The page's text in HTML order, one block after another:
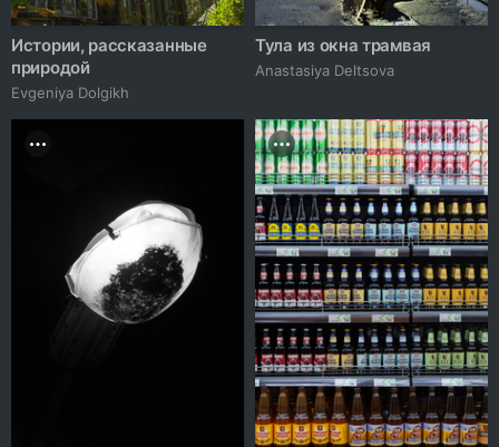
Истории, рассказанные
природой
Evgeniya Dolgikh
Тула из окна трамвая
Anastasiya Deltsova